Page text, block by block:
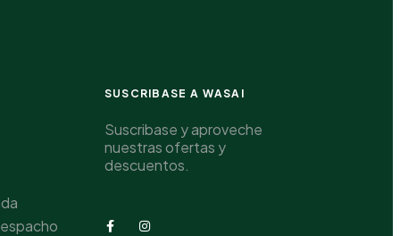
SUSCRIBASE A WASAI
Suscribase y aproveche
nuestras ofertas y
descuentos.